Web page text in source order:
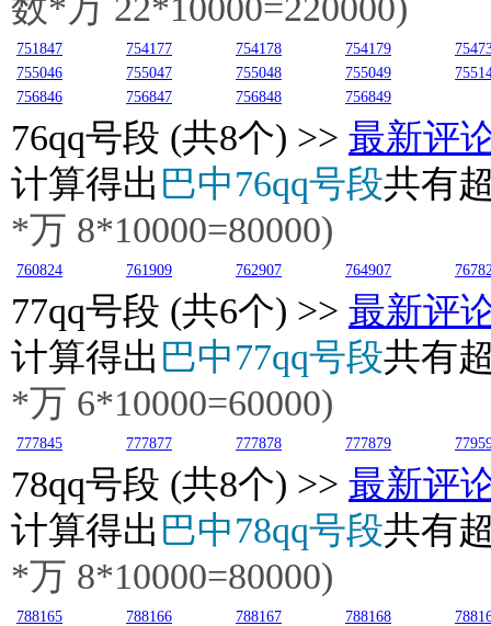
数*万 22*10000=220000)
751847 754177 754178 754179
755046
755047 755048 755049
756846
756847 756848 756849
76qq号段 (共8个) >> 最新评
计算得出 巴中76qq号段共有
*万 8*10000=80000)
760824 761909 762907 764907
77qq号段 (共6个) >> 最新评
计算得出 巴中77qq号段共有
*万 6*10000=60000)
777845 777877 777878 777879
78qq号段 (共8个) >> 最新评
计算得出 巴中78qq号段共有
*万 8*10000=80000)
788165 788166 788167 788168